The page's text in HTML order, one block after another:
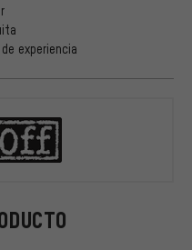
experiencia